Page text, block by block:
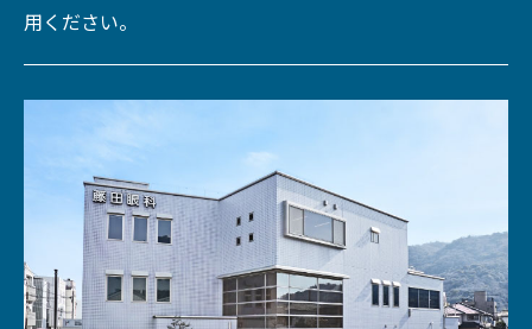
用ください。